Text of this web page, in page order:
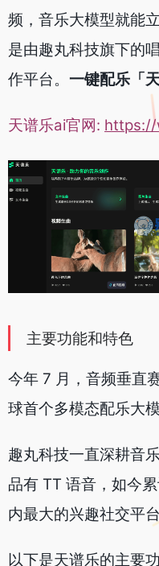
频，音乐大模型就能
是由趣丸科技旗下的
作平台。 一键配乐 「
天谱乐ai官网: https://
主要功能和特色
今年 7 月，音频垂直
球首个多模态配乐大
趣丸科技一直深耕音
品有 TT 语音，如今
内最大的兴趣社交平台
以下是天谱乐的主要